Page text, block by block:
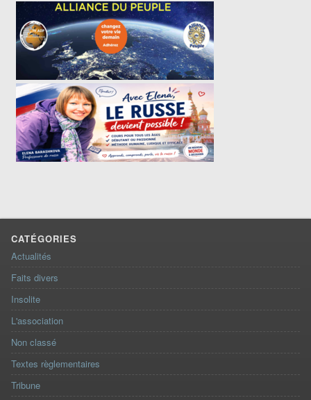
CATÉGORIES
Actualités
Faits divers
Insolite
L'association
Non classé
Textes règlementaires
Tribune